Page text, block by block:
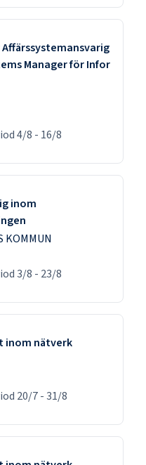
Manager för Infor
4/8 - 16/8
inom
KOMMUN
3/8 - 23/8
inom nätverk
20/7-31/8